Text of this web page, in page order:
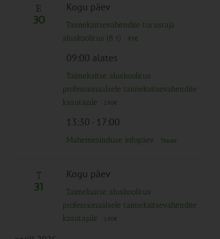
E
30
Kogu päev
Taimekaitsevahendite turustaja
aluskoolitus (8 t)
95€
09:00 alates
Taimekaitse aluskoolitus
professionaalsele taimekaitsevahendite
kasutajale
190€
13:30- 17:00
Mahemesinduse infopäev Tasuta
T
31
Kogu päev
Taimekaitse aluskoolitus
professionaalsele taimekaitsevahendite
kasutajale
190€